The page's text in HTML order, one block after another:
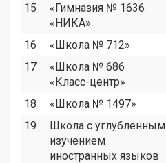
15
«Гимназия № 1636
«НИКА»
16
«Школа № 712»
17
«Школа № 686
«Класс-центр»
18 «Школа № 1497»
19
Школа с углубленным
изучением
иностранных языков